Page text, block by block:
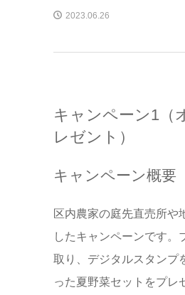
2023.06.26
キャンペーン1（
レゼント）
キャンペーン概要
区内農家の庭先直売所や
したキャンペーンです。
取り、デジタルスタンプ
った夏野菜セットをプレ